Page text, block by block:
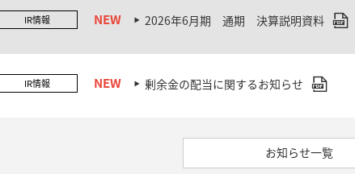
IR情報 2026年6月期 通期 決算説明資料
IR情報 剰余金の配当に関するお知らせ
お知らせ一覧